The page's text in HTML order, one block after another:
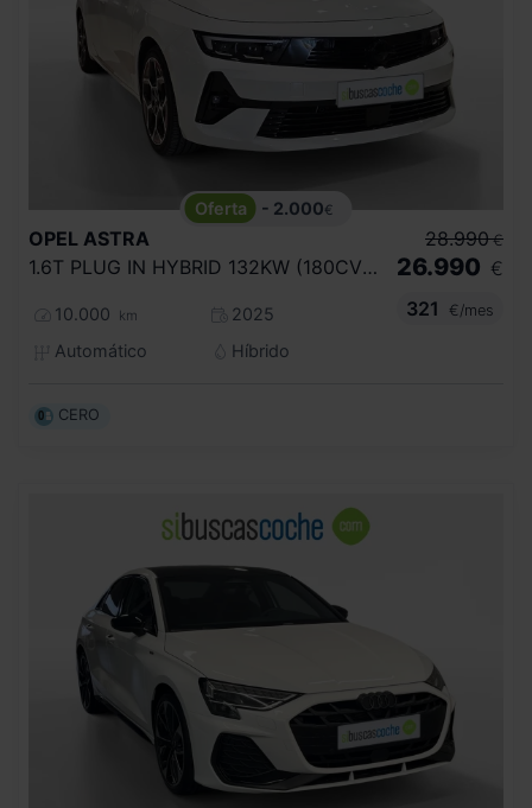
- 2.000€
OPEL ASTRA
1.6T PLUG IN HYBRID 132KW (180CV) GS AUT
10.000 km
2025
Automático
Híbrido
28.990 €
26.990 €
321
€/mes
CERO